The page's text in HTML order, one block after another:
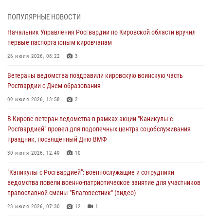
инструмента
07 августа 2026, 08:39
хулиганстве
06 августа 2026, 07:00
почетные знаки и грамоты росгвардейцам (видео)
05 августа 2026, 11:00
В Кирове росгвардейцы задержали подозреваемую в сбыте
04 августа 2026, 09:30
ПОПУЛЯРНЫЕ НОВОСТИ
Начальник Управления Росгвардии по Кировской области вручил
первые паспорта юным кировчанам
26 июля 2026, 08:22 3
Ветераны ведомства поздравили кировскую воинскую часть
Росгвардии с Днем образования
09 июля 2026, 13:58 2
В Кирове ветеран ведомства в рамках акции "Каникулы с
Росгвардией" провел для подопечных центра соцобслуживания
праздник, посвященный Дню ВМФ
30 июля 2026, 12:49 10
"Каникулы с Росгвардией": военнослужащие и сотрудники
ведомства повели военно-патриотическое занятие для участников
православной смены "Благовестник" (видео)
23 июля 2026, 07:30 12 1